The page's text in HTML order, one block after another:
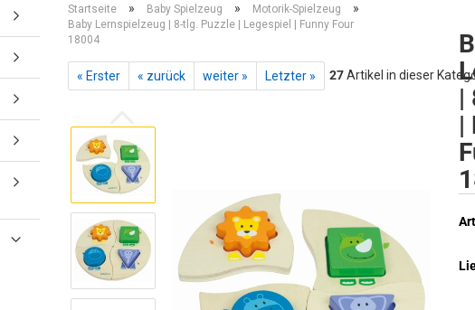
Startseite » Baby Spielzeug » Motorik-Spielzeug »
Baby Lernspielzeug | 8-tlg. Puzzle | Legespiel | Funny Four
18004
« Erster « zurück weiter » Letzter » 27Artikel in dieser
|
|